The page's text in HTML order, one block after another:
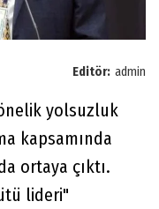
Editör: admin
yolsuzluk
kapsamında
ortaya çıktı.
lideri"